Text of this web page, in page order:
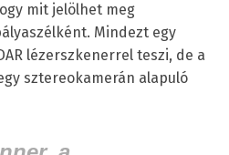
mit jelölhet meg
Mindezt egy
lézerszkenerrel teszi, de a
sztereokamerán alapuló